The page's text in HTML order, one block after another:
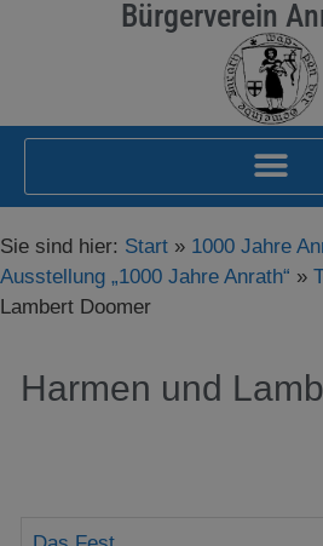
Bürgerverein
Sie sind hier: Start » 1000 Jahre
Ausstellung „1000 Jahre Anrath“ »
Lambert Doomer
Harmen und